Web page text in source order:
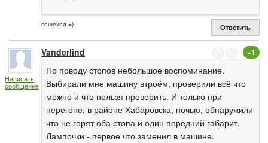
пешеход =) Ответить
Написать
сообщение
Vanderlind +1
По поводу стопов небольшое воспоминание.
Выбирали мне машину втроём, проверили всё что
можно и что нельзя проверить. И только при
перегоне, в районе Хабаровска, ночью, обнаружили
что не горят оба стопа и один передний габарит.
Лампочки - первое что заменил в машине.